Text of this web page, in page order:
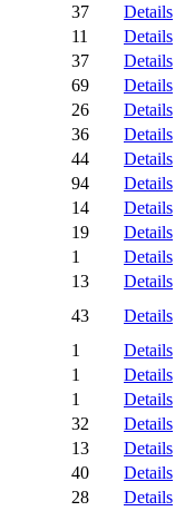
37
Details
11
Details
37
Details
69
Details
26
Details
36
Details
44
Details
94
Details
14
Details
19
Details
1
Details
13
Details
43
Details
1
Details
1
Details
1
Details
32
Details
13
Details
40
Details
28
Details